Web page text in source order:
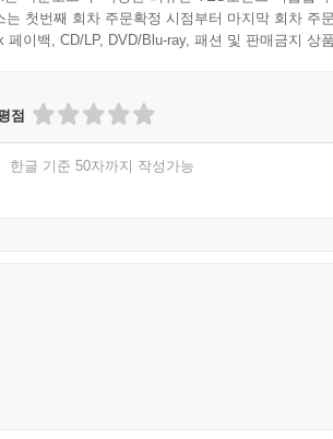
는 첫번째 회차 주문확정 시점부터 마지막 회차 주
페이백, CD/LP, DVD/Blu-ray, 패션 및 판매금지 상
점
한글 기준 50자까지 작성가능